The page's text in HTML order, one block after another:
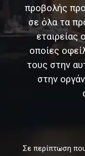
προβολής
σε όλα τα
εταιρείας
οποίες
τους στην
στην
Σε περίπτωση